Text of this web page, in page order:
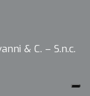
& C. – S.n.c.